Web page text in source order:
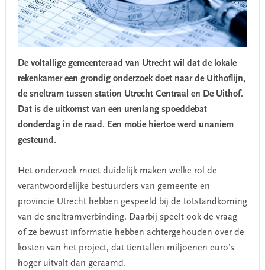
De voltallige gemeenteraad van Utrecht wil dat de lokale
rekenkamer een grondig onderzoek doet naar de Uithoflijn,
de sneltram tussen station Utrecht Centraal en De Uithof.
Dat is de uitkomst van een urenlang spoeddebat
donderdag in de raad. Een motie hiertoe werd unaniem
gesteund.
Het onderzoek moet duidelijk maken welke rol de
verantwoordelijke bestuurders van gemeente en
provincie Utrecht hebben gespeeld bij de totstandkoming
van de sneltramverbinding. Daarbij speelt ook de vraag
of ze bewust informatie hebben achtergehouden over de
kosten van het project, dat tientallen miljoenen euro’s
hoger uitvalt dan geraamd.